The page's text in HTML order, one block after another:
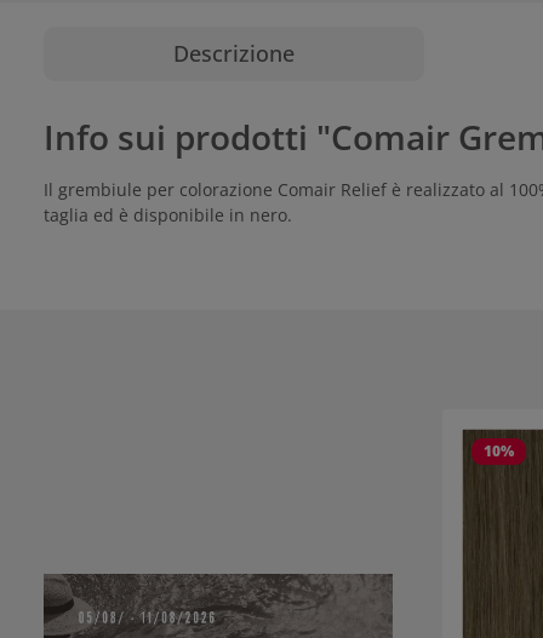
Descrizione
Info sui prodotti "Comair
Il grembiule per colorazione Comair Relief è realizzato al
taglia ed è disponibile in nero.
10%